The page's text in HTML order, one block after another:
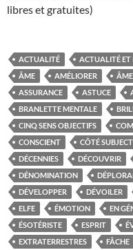
libres et gratuites)
ACTUALITÉ ACTUALITÉ ET
ÂME
AMÉLIORER
ASSURANCE
ASTUCE
BRANLETTE MENTALE
CINQ SENS OBJECTIFS
CONSCIENT
CÔTÉ
DÉCENNIES
DÉCOUVRIR
DÉNOMINATION
DÉVELOPPER
DÉVOILER
ELFE
ÉMOTION EN
ÉSOTÉRISTE
ESPRIT
EXTRATERRESTRES
FÂCHE